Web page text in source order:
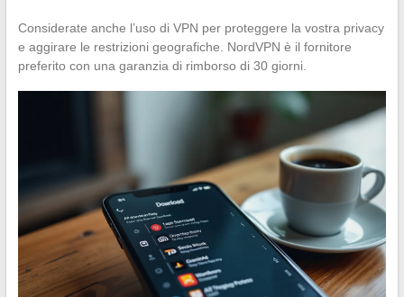
Considerate anche l’uso di VPN per proteggere la vostra privacy
e aggirare le restrizioni geografiche. NordVPN è il fornitore
preferito con una garanzia di rimborso di 30 giorni.